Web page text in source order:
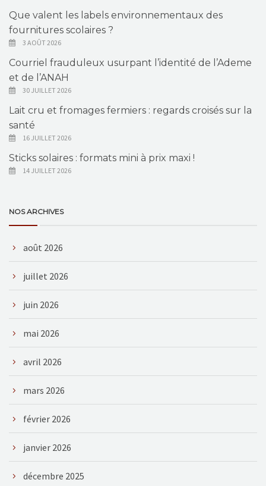
Que valent les labels environnementaux des
fournitures scolaires ?
3 AOÛT 2026
Courriel frauduleux usurpant l’identité de l’Ademe
et de l’ANAH
30 JUILLET 2026
Lait cru et fromages fermiers : regards croisés sur la
santé
16 JUILLET 2026
Sticks solaires : formats mini à prix maxi !
14 JUILLET 2026
NOS ARCHIVES
août 2026
juillet 2026
juin 2026
mai 2026
avril 2026
mars 2026
février 2026
janvier 2026
décembre 2025